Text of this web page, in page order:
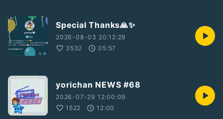
Special Thanks🙏✨
2026-08-03 20:12:29
3532
05:57
yorichan NEWS #68
2026-07-29 12:00:09
1522
12:00